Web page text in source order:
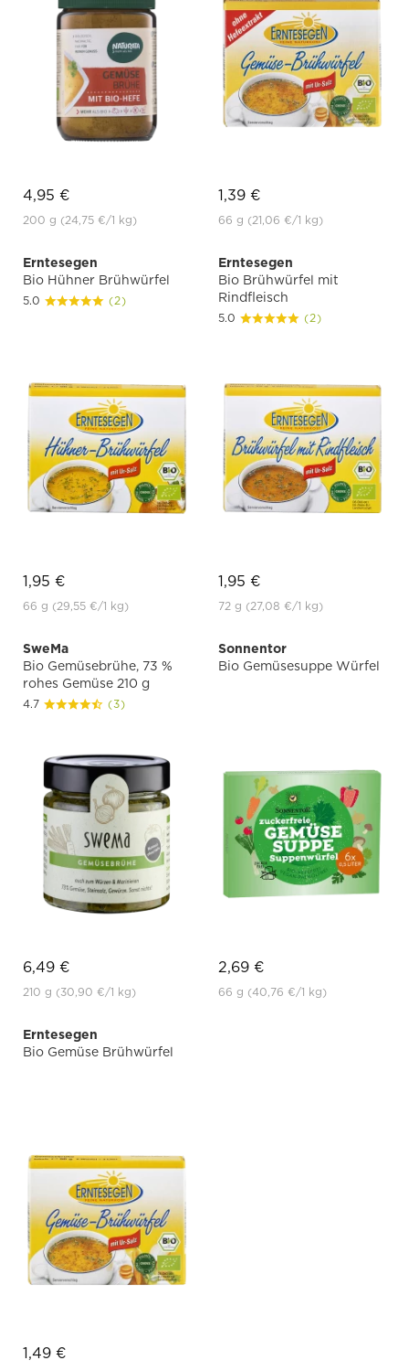
4,95 €
200 g (24,75 €/1 kg)
1,39 €
66 g (21,06 €/1 kg)
Erntesegen
Bio Hühner Brühwürfel
5.0 (2)
1,95 €
66 g (29,55 €/1 kg)
Erntesegen
Bio Brühwürfel mit
Rindfleisch
5.0 (2)
1,95 €
72 g (27,08 €/1 kg)
SweMa
Bio Gemüsebrühe, 73 %
rohes Gemüse 210 g
4.7 (3)
6,49 €
210 g (30,90 €/1 kg)
Sonnentor
Bio Gemüsesuppe Würfel
2,69 €
66 g (40,76 €/1 kg)
Erntesegen
Bio Gemüse Brühwürfel
1,49 €